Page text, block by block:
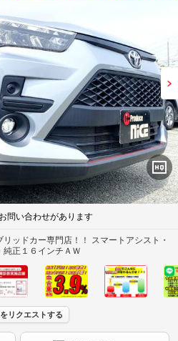
問い合わせがあります
ッドカー専門店！！ スマートアシスト・
純正１６インチＡＷ
リクエストする